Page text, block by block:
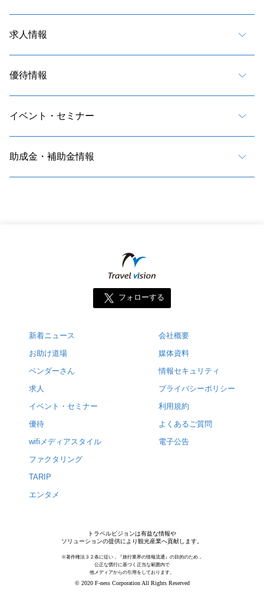
求人情報
優待情報
イベント・セミナー
助成金・補助金情報
フォローする
新着ニュース
お助け道場
ベンダーさん
求人
イベント・セミナー
優待
wifiメディアスタイル
ファクタリング
TARIP
エンタメ
会社概要
媒体資料
情報セキュリティ
プライバシーポリシー
利用規約
よくあるご質問
電子公告
トラベルビジョンは有益な情報や
ソリューションの提供により観光産業へ貢献します。
※著作権法３２条に従い，『旅行業界の情報流通』の目的のため，
公正な慣行に基づく正当な範囲内で
他メディアからの引用をしております。
© 2020 F-ness Corporation All Rights Reserved